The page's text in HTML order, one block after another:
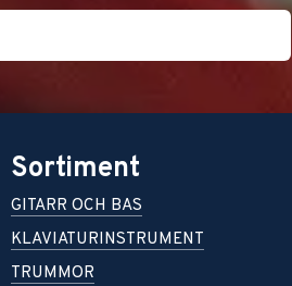
Sortiment
GITARR OCH BAS
KLAVIATURINSTRUMENT
TRUMMOR